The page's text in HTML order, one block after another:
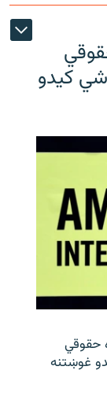
کیدو
حقوقي
غوښتنه